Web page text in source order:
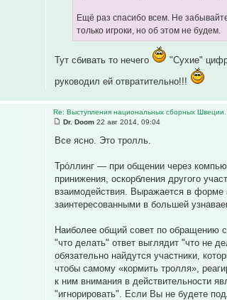
Ещё раз спасибо всем. Не
только игроки, но об этом не будем.
Тут сбивать то нечего
"Сухие"
руководил ей отвратительно!!!
Re: Выступления национальных сборных Швеции.
Dr. Doom 22 авг 2014, 09:04
Все ясно. Это тролль.
Тро́ллинг — при общении через
принижения, оскорбления другого
взаимодействия. Выражается в форме
заинтересованными в большей
Наиболее общий совет по обращению с
"что делать" ответ выглядит "что не
обязательно найдутся участники,
чтобы самому «кормить тролля»,
к ним внимания в действительности
"игнорировать". Если Вы не будете